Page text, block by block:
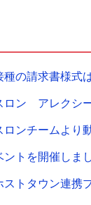
種の請求書様式
ロン アレクシ
ンチームより
トを開催しま
トタウン連携